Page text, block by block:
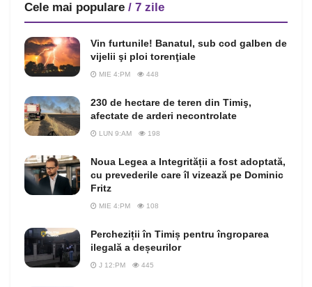
Cele mai populare / 7 zile
Vin furtunile! Banatul, sub cod galben de
vijelii şi ploi torenţiale
MIE 4:PM 448
230 de hectare de teren din Timiş,
afectate de arderi necontrolate
LUN 9:AM 198
Noua Legea a Integrității a fost adoptată,
cu prevederile care îl vizează pe Dominic
Fritz
MIE 4:PM 108
Percheziții în Timiș pentru îngroparea
ilegală a deșeurilor
J 12:PM 445